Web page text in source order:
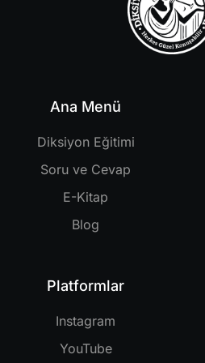
Ana Menü
Diksiyon Eğitimi
Soru ve Cevap
E-Kitap
Blog
Platformlar
Instagram
YouTube